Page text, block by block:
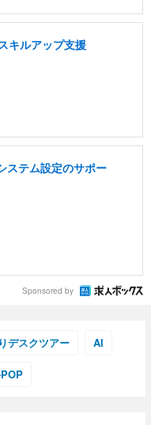
キルアップ支援
ステム設定のサポー
Sponsored by
デスクツアー AI